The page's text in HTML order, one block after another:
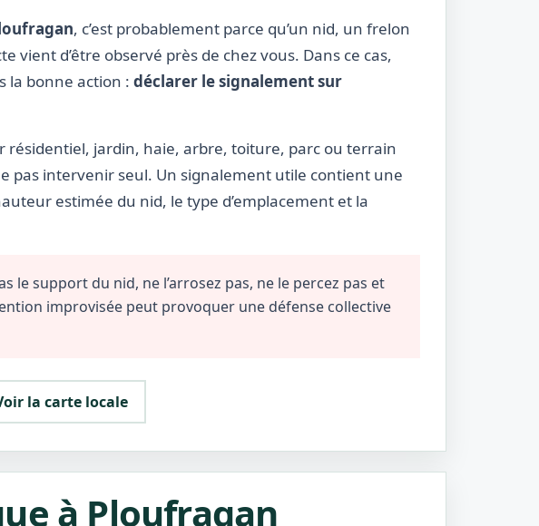
, c’est probablement parce qu’un nid, un frelon
vient d’être observé près de chez vous. Dans ce cas,
la bonne action : déclarer le signalement sur
résidentiel, jardin, haie, arbre, toiture, parc ou terrain
pas intervenir seul. Un signalement utile contient une
estimée du nid, le type d’emplacement et la
le support du nid, ne l’arrosez pas, ne le percez pas et
improvisée peut provoquer une défense collective
la carte locale
à Ploufragan